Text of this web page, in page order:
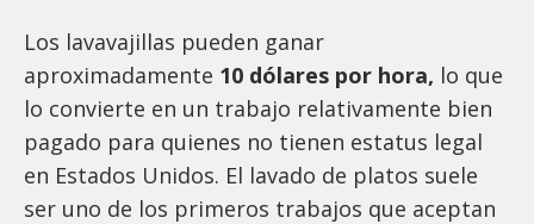
Los lavavajillas pueden ganar
aproximadamente 10 dólares por hora, lo que
lo convierte en un trabajo relativamente bien
pagado para quienes no tienen estatus legal
en Estados Unidos. El lavado de platos suele
ser uno de los primeros trabajos que aceptan